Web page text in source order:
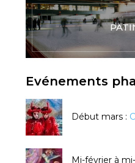
Evénements
Début mars :
Mi-février à